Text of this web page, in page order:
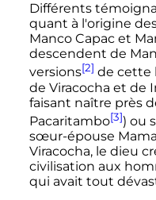
Différents
quant à l'origine
Manco Capac et
descendent de
versions[2] de cette
de Viracocha et de
faisant naître près
Pacaritambo[3]) ou
sœur-épouse
Viracocha, le dieu
civilisation aux
qui avait tout